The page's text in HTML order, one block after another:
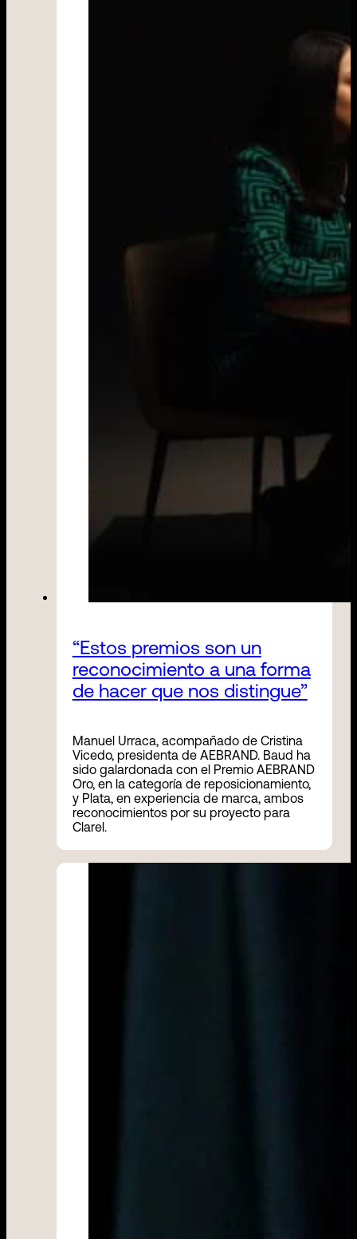
“Estos premios son un
reconocimiento a una forma
de hacer que nos distingue”
Manuel Urraca, acompañado de Cristina
Vicedo, presidenta de AEBRAND. Baud ha
sido galardonada con el Premio AEBRAND
Oro, en la categoría de reposicionamiento,
y Plata, en experiencia de marca, ambos
reconocimientos por su proyecto para
Clarel.